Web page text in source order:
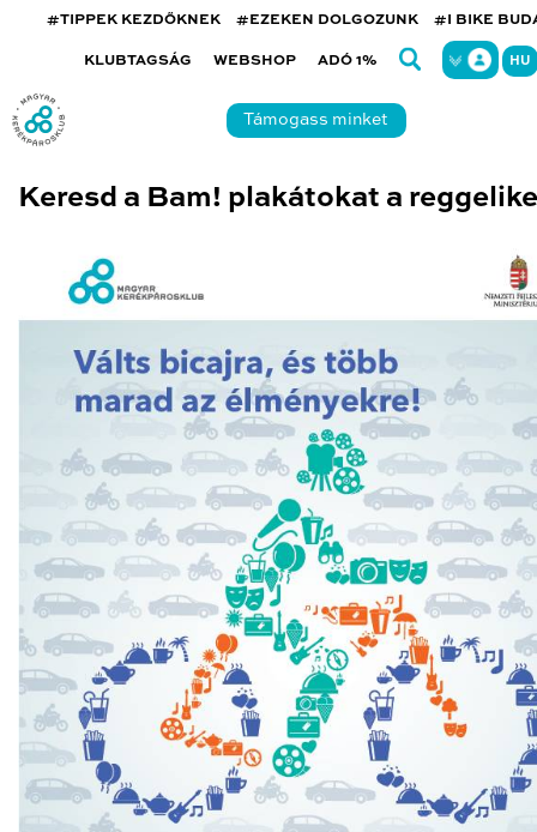
#TIPPEK KEZDŐKNEK #EZEKEN DOLGOZUNK #I BIKE
KLUBTAGSÁG WEBSHOP ADÓ 1% HU
Támogass minket
Keresd a Bam! plakátokat a